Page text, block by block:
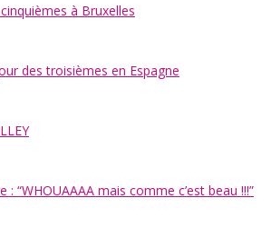
à Bruxelles
des troisièmes en Espagne
: “WHOUAAAA mais comme c’est beau !!!”